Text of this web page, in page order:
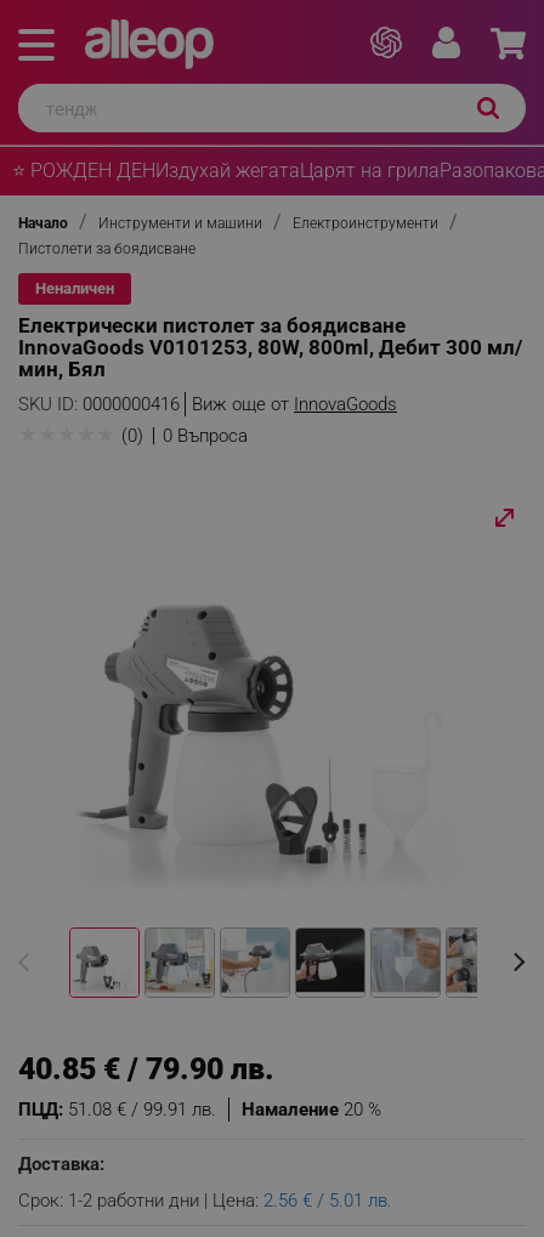
⭐ РОЖДЕН ДЕНИздухай жегатаЦарят на грила
Начало Инструменти и машини
Електроинструменти
Пистолети за боядисване
Неналичен
Електрически пистолет за боядисване
InnovaGoods V0101253, 80W, 800ml, Дебит 300 мл/
мин, Бял
SKU ID: 0000000416 Виж още от InnovaGoods
(0) 0 Въпроса
Намаление 20 %
ПЦД: 51.08 € / 99.91 лв.
40.85 € / 79.90 лв.
Доставка:
Срок: 1-2 работни дни | Цена: 2.56 € / 5.01 лв.